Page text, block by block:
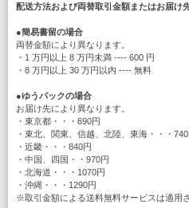
配送方法および両替取引金額またはお届け
●簡易書留の場合
両替金額により異なります。
・1 万円以上 8 万円未満 ---- 600 円
・8 万円以上 30 万円以内 ---- 無料
●ゆうパックの場合
お届け先により異なります。
・東京都・・・690円
・東北、関東、信越、北陸、東海・・・740
・近畿・・・840円
・中国、四国・・970円
・北海道・・・1070円
・沖縄・・・1290円
※取引金額による送料無料サービスは適用